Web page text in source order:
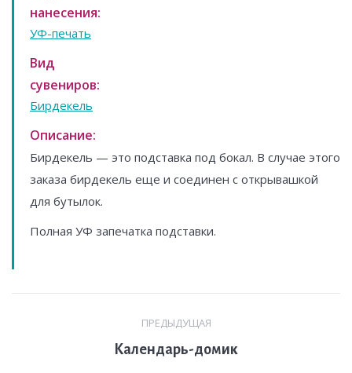
нанесения:
УФ-печать
Вид
сувениров:
Бирдекель
Описание:
Бирдекель — это подставка под бокал. В случае этого
заказа бирдекель еще и соединен с открывашкой
для бутылок.
Полная УФ запечатка подставки.
ПРЕДЫДУЩАЯ
Предыдущая
Календарь-домик